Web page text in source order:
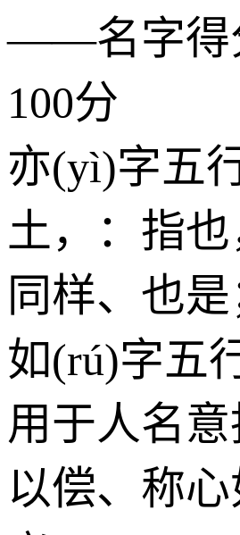
——名字得
100分
亦(yì)字五
土，：指
同样、也是
如(rú)字五
用于人名
以偿、称